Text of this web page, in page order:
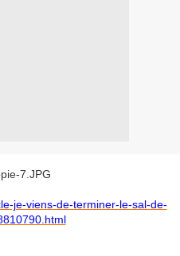
je-viens-de-terminer-le-sal-de-